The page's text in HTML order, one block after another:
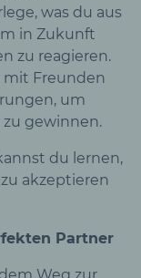
was du aus
in Zukunft
zu reagieren.
mit Freunden
um
gewinnen.
du lernen,
zu akzeptieren
Partner